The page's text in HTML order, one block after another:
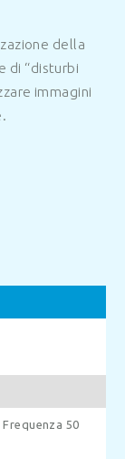
della
di “disturbi
immagini
50